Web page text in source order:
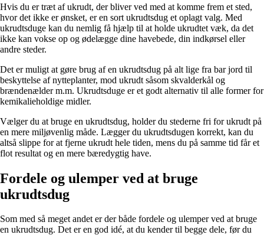
Hvis du er træt af ukrudt, der bliver ved med at komme frem et sted,
hvor det ikke er ønsket, er en sort ukrudtsdug et oplagt valg. Med
ukrudtsduge kan du nemlig få hjælp til at holde ukrudtet væk, da det
ikke kan vokse op og ødelægge dine havebede, din indkørsel eller
andre steder.
Det er muligt at gøre brug af en ukrudtsdug på alt lige fra bar jord til
beskyttelse af nytteplanter, mod ukrudt såsom skvalderkål og
brændenælder m.m. Ukrudtsduge er et godt alternativ til alle former for
kemikalieholdige midler.
Vælger du at bruge en ukrudtsdug, holder du stederne fri for ukrudt på
en mere miljøvenlig måde. Lægger du ukrudtsdugen korrekt, kan du
altså slippe for at fjerne ukrudt hele tiden, mens du på samme tid får et
flot resultat og en mere bæredygtig have.
Fordele og ulemper ved at bruge
ukrudtsdug
Som med så meget andet er der både fordele og ulemper ved at bruge
en ukrudtsdug. Det er en god idé, at du kender til begge dele, før du